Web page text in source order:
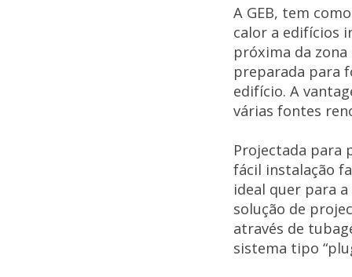
A GEB, tem
calor a edifícios
próxima da
preparada para
edifício. A
várias fontes
Projectada para
fácil instalação
ideal quer para
solução de
através de
sistema tipo